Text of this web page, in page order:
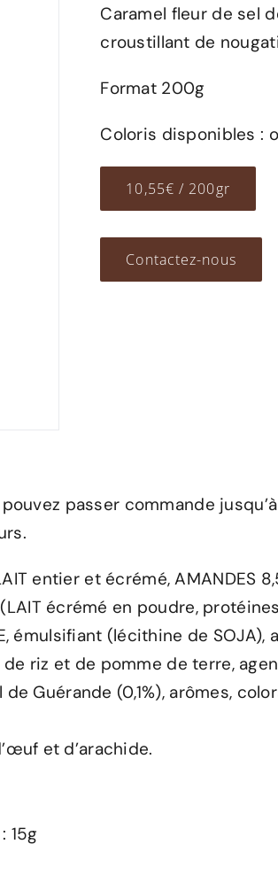
Caramel fleur de sel
croustillant de
Format 200g
Coloris disponibles :
10,55€ / 200gr
Contactez-nous
passer commande
entier et écrémé, AMANDES
écrémé en poudre,
émulsifiant (lécithine de SOJA),
riz et de pomme de terre,
Guérande (0,1%), arômes,
et d’arachide.
15g